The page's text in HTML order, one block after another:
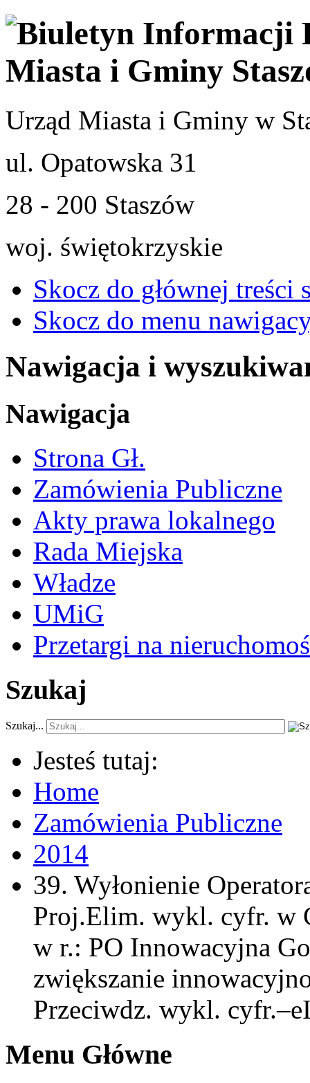
Urząd Miasta i Gminy w
ul. Opatowska 31
28 - 200 Staszów
woj. świętokrzyskie
Skocz do głównej treści
Skocz do menu
Nawigacja i
Nawigacja
Strona Gł.
Zamówienia Publiczne
Akty prawa lokalnego
Rada Miejska
Władze
UMiG
Przetargi na
Szukaj
Szukaj...
Jesteś tutaj:
Home
Zamówienia Publiczne
2014
39. Wyłonienie
Proj.Elim. wykl. cyfr. w
w r.: PO Innowacyjna
zwiększanie
Przeciwdz. wykl.
Menu Główne